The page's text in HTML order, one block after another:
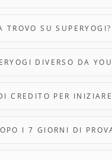
SU SUPERYOGI?
DIVERSO DA
CREDITO PER
I 7 GIORNI DI